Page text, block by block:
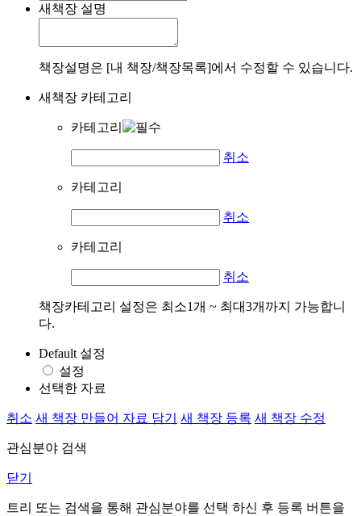
새책장 설명
책장설명은 [내 책장/책장목록]에서 수정할 수 있습니다.
새책장 카테고리
카테고리
취소
카테고리
취소
카테고리
취소
책장카테고리 설정은 최소1개 ~ 최대3개까지 가능합니
다.
Default 설정
설정
선택한 자료
취소 새 책장 만들어 자료 담기 새 책장 등록 새 책장 수정
관심분야 검색
닫기
트리 또는 검색을 통해 관심분야를 선택 하신 후 등록 버튼을